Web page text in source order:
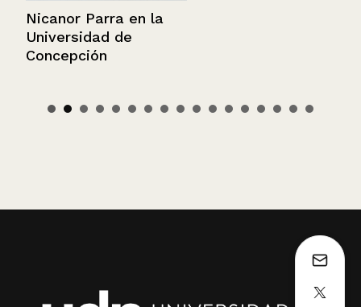
Nicanor Parra en la
Universidad de
Concepción